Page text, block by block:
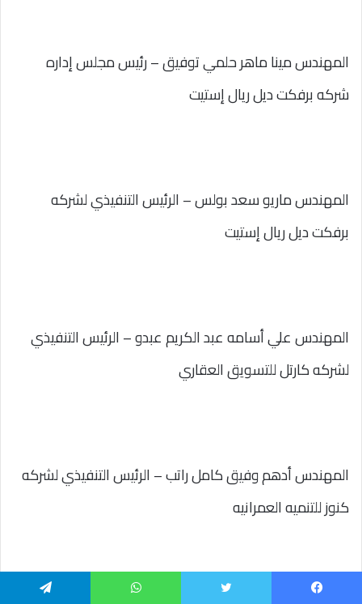
المهندس مينا ماهر حلمي توفيق – رئيس مجلس إداره
شركه برفكت ديل ريال إستيت
المهندس ماريو سعد بولس – الرئيس التنفيذي لشركه
برفكت ديل ريال إستيت
المهندس علي أسامه عبد الكريم عبدو – الرئيس التنفيذي
لشركه كارتل للتسويق العقاري
المهندس أدهم وفيق كامل راتب – الرئيس التنفيذي لشركه
كنوز للتنميه العمرانيه